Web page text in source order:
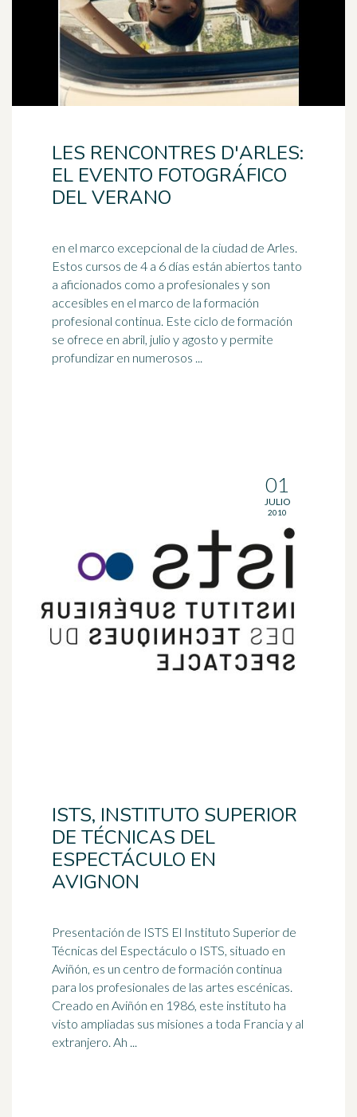
LES RENCONTRES D'ARLES:
EL EVENTO FOTOGRÁFICO
DEL VERANO
en el marco excepcional de la ciudad de Arles.
Estos cursos de 4 a 6 días están abiertos tanto
a aficionados como a profesionales y son
accesibles en el marco de laformación
profesional continua. Este ciclo de formación
se ofrece en abril, julio y agosto y permite
profundizar en numerosos ...
ISTS, INSTITUTO SUPERIOR
DE TÉCNICAS DEL
ESPECTÁCULO EN
AVIGNON
Presentación de ISTS El Instituto Superior de
Técnicas del Espectáculo o ISTS, situado en
Aviñón, es un centro de formación continua
para los profesionales de las artes escénicas.
Creado en Aviñón en 1986, este instituto ha
visto ampliadas sus misiones a toda Francia y al
extranjero. Ah ...
01
JULIO
2010